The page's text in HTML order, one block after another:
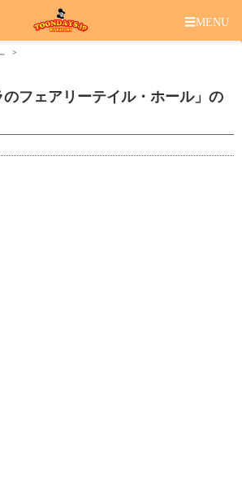
☰MENU
フェアリーテイル・ホール」の